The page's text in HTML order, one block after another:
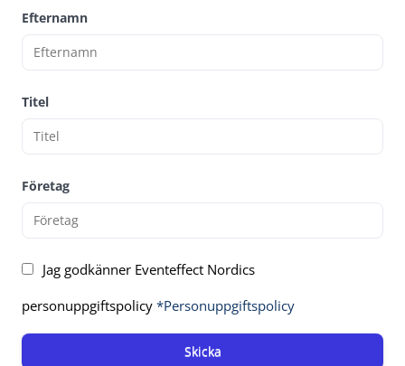
Efternamn
Titel
Företag
Jag godkänner Eventeffect Nordics
personuppgiftspolicy *Personuppgiftspolicy
Skicka